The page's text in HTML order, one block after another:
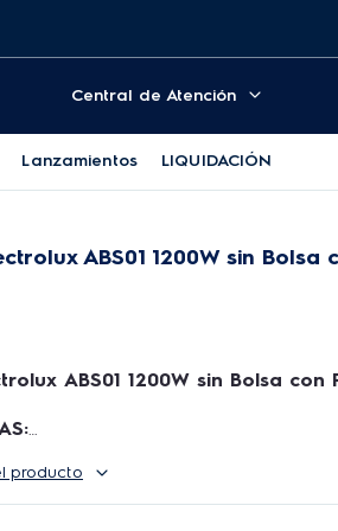
Central de Atención
Lanzamientos LIQUIDACIÓN
ABS01 1200W sin Bolsa
ABS01 1200W sin Bolsa con
agilidad con el sistema ciclónico:
1200W de potencia con alto
producto